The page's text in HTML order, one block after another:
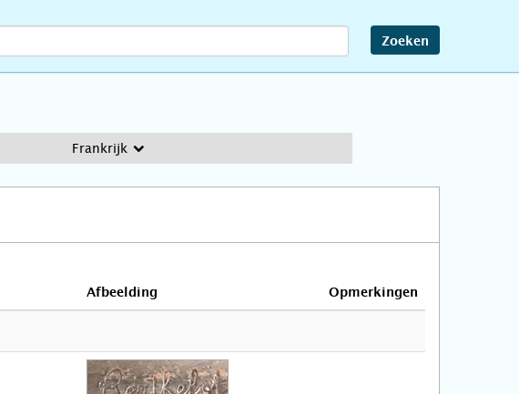
Zoeken
Frankrijk
Afbeelding Opmerkingen